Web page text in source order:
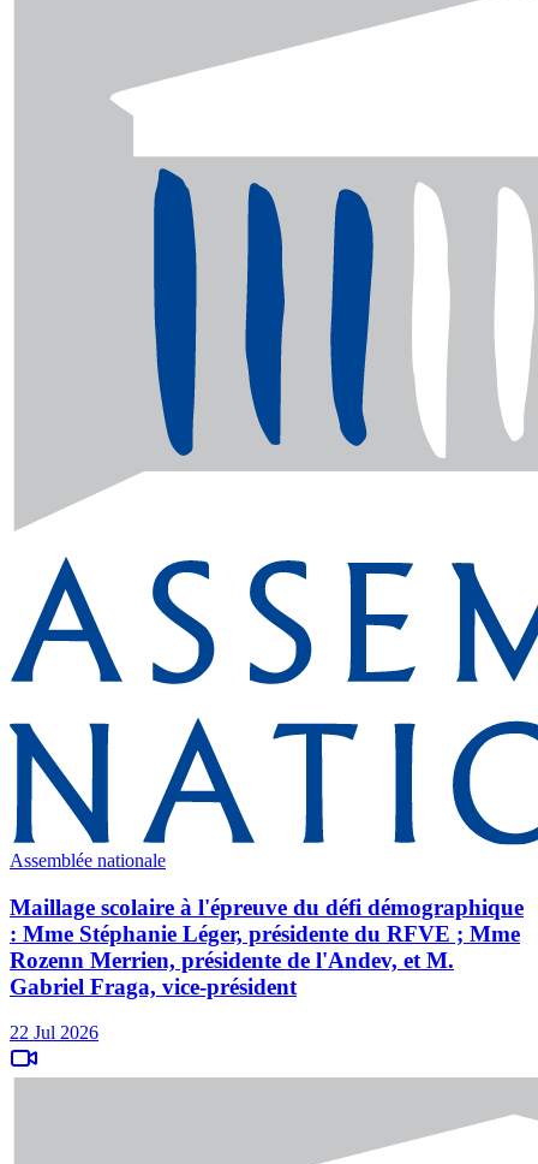
Assemblée nationale
Maillage scolaire à l'épreuve du défi démographique
: Mme Stéphanie Léger, présidente du RFVE ; Mme
Rozenn Merrien, présidente de l'Andev, et M.
Gabriel Fraga, vice-président
22 Jul 2026